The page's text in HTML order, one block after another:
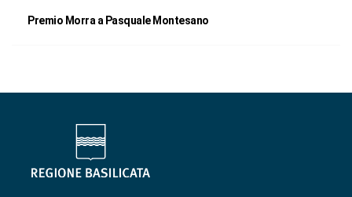
Premio Morra a Pasquale Montesano